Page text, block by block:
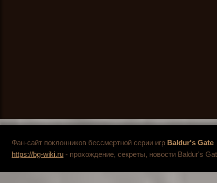
Фан-сайт поклонников бессмертной серии игр Baldur's Gate
https://bg-wiki.ru - прохождение, секреты, новости Baldur's